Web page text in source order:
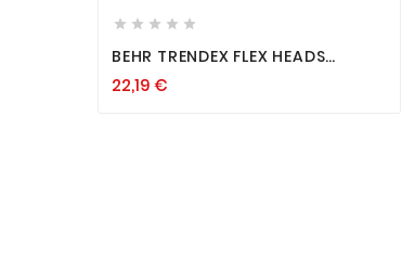
    
BEHR TRENDEX FLEX HEADS
EINHÄNGEKOPF 2-10G TUNGSTEN
22,19 €